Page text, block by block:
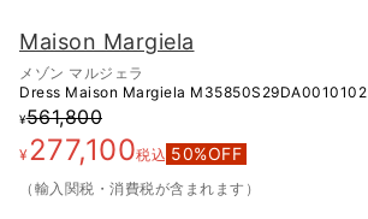
Maison Margiela
メゾン マルジェラ
Dress Maison Margiela M35850S29DA0010102
¥561,800
¥277,100税込 50%OFF
（輸入関税・消費税が含まれます）